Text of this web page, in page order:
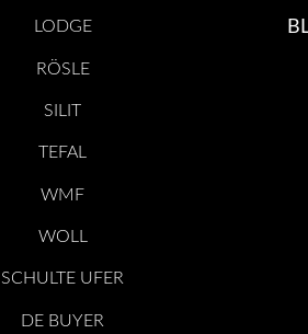
LODGE
RÖSLE
SILIT
TEFAL
WMF
WOLL
SCHULTE UFER
DE BUYER